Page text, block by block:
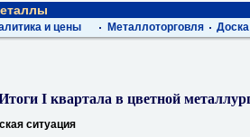
и цены Металлоторговля
I квартала в цветной
ситуация